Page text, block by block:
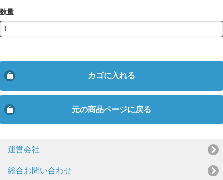
数量
カゴに入れる
元の商品ページに戻る
運営会社
総合お問い合わせ